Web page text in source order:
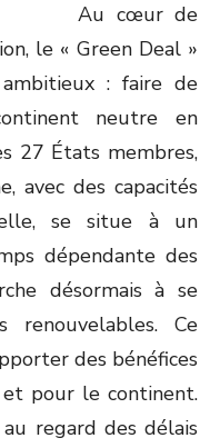
Au cœur de
le « Green Deal »
: faire de
neutre en
27 États membres,
avec des capacités
se situe à un
dépendante des
désormais à se
renouvelables. Ce
des bénéfices
pour le continent.
regard des délais